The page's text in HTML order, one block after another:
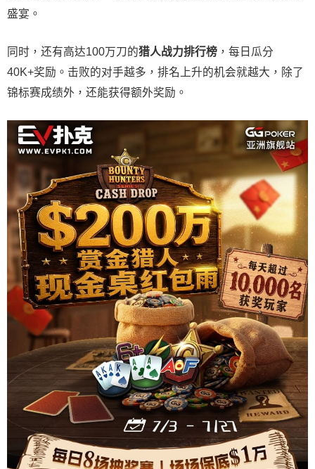
盛宴。
同时，还有高达100万刀的猎人战力排行榜 ，每日瓜分
40K+奖励。击败的对手越多，排名上升的机会就越大，除了
锦标赛成绩外，还能获得额外奖励。